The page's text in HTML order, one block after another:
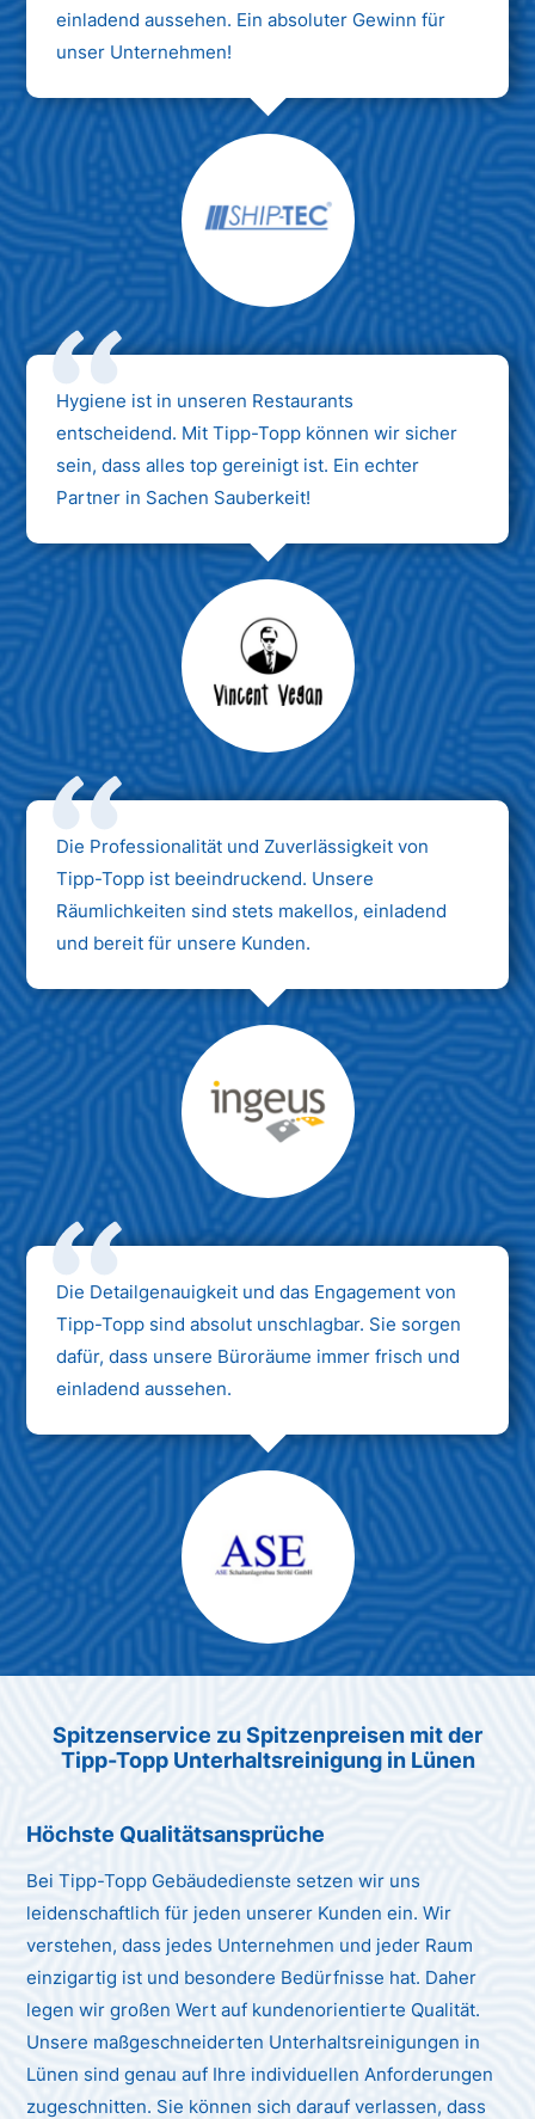
einladend aussehen. Ein absoluter Gewinn für
unser Unternehmen!
Hygiene ist in unseren Restaurants
entscheidend. Mit Tipp-Topp können wir sicher
sein, dass alles top gereinigt ist. Ein echter
Partner in Sachen Sauberkeit!
Max Mustermann
Unternehmen AG
Die Professionalität und Zuverlässigkeit von
Tipp-Topp ist beeindruckend. Unsere
Räumlichkeiten sind stets makellos, einladend
und bereit für unsere Kunden.
Max Mustermann
Unternehmen AG
Die Detailgenauigkeit und das Engagement von
Tipp-Topp sind absolut unschlagbar. Sie sorgen
dafür, dass unsere Büroräume immer frisch und
einladend aussehen.
Max Mustermann
Spitzenservice zu Spitzenpreisen mit der
Tipp-Topp Unterhaltsreinigung in Lünen
Höchste Qualitätsansprüche
Bei Tipp-Topp Gebäudedienste setzen wir uns
leidenschaftlich für jeden unserer Kunden ein. Wir
verstehen, dass jedes Unternehmen und jeder Raum
einzigartig ist und besondere Bedürfnisse hat. Daher
legen wir großen Wert auf kundenorientierte Qualität.
Unsere maßgeschneiderten Unterhaltsreinigungen in
Lünen sind genau auf Ihre individuellen Anforderungen
zugeschnitten. Sie können sich darauf verlassen, dass